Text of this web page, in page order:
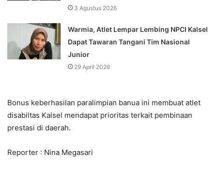
3 Agustus 2026
Warmia, Atlet Lempar Lembing NPCI Kalsel
Dapat Tawaran Tangani Tim Nasional
Junior
29 April 2026
Bonus keberhasilan paralimpian banua ini membuat atlet
disabiltas Kalsel mendapat prioritas terkait pembinaan
prestasi di daerah.
Reporter : Nina Megasari